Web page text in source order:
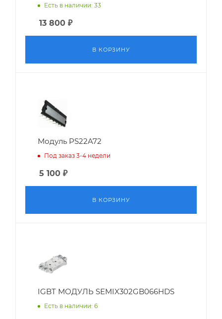
Есть в наличии: 33
13 800 ₽
В КОРЗИНУ
Модуль PS22A72
Под заказ 3-4 недели
5 100 ₽
В КОРЗИНУ
IGBT МОДУЛЬ SEMIX302GB066HDS
Есть в наличии: 6